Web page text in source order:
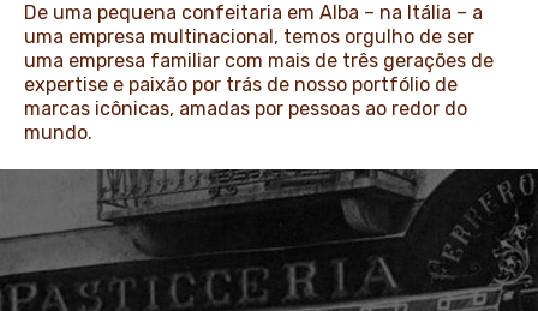
NOSSAS MARCAS
NOTÍCIAS E ARTIGOS
De uma pequena confeitaria em Alba – na Itália – a
uma empresa multinacional, temos orgulho de ser
uma empresa familiar com mais de três gerações de
expertise e paixão por trás de nosso portfólio de
marcas icônicas, amadas por pessoas ao redor do
mundo.